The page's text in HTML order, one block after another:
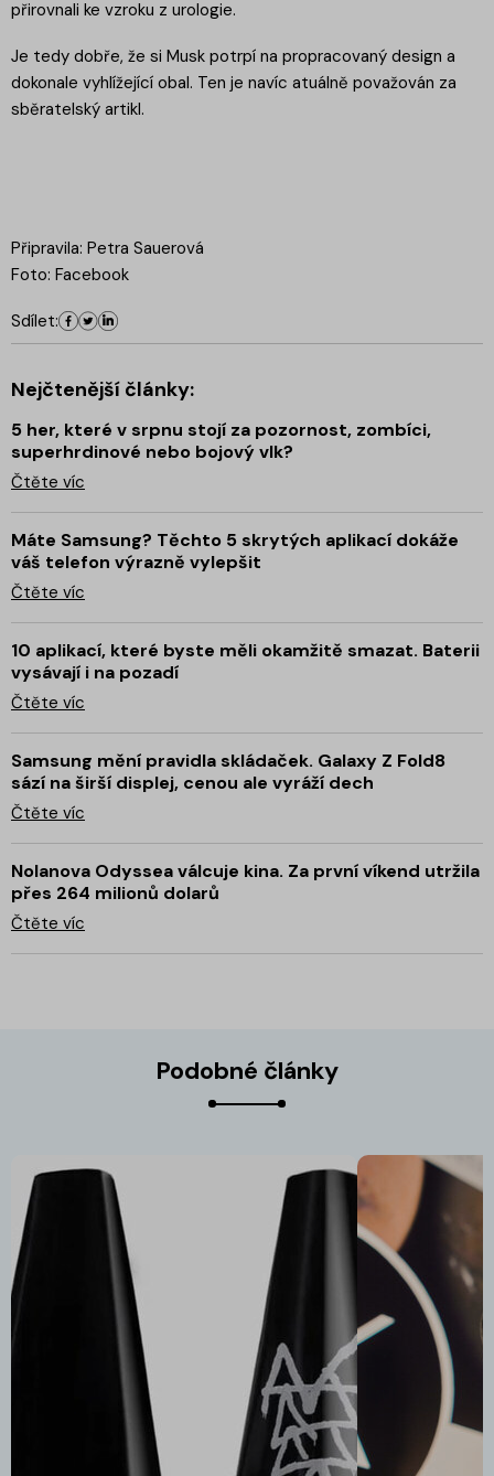
přirovnali ke vzroku z urologie.
Je tedy dobře, že si Musk potrpí na propracovaný design a
dokonale vyhlížející obal. Ten je navíc atuálně považován za
sběratelský artikl.
Připravila: Petra Sauerová
Foto: Facebook
Sdílet:
Nejčtenější články:
5 her, které v srpnu stojí za pozornost, zombíci,
superhrdinové nebo bojový vlk?
Čtěte víc
Máte Samsung? Těchto 5 skrytých aplikací dokáže
váš telefon výrazně vylepšit
Čtěte víc
10 aplikací, které byste měli okamžitě smazat. Baterii
vysávají i na pozadí
Čtěte víc
Samsung mění pravidla skládaček. Galaxy Z Fold8
sází na širší displej, cenou ale vyráží dech
Čtěte víc
Nolanova Odyssea válcuje kina. Za první víkend utržila
přes 264 milionů dolarů
Čtěte víc
Podobné články